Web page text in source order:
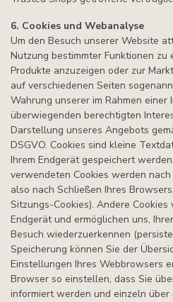
6. Cookies und Webanalyse
Um den Besuch unserer Website
Nutzung bestimmter Funktionen zu
Produkte anzuzeigen oder zur
auf verschiedenen Seiten
Wahrung unserer im Rahmen einer
überwiegenden berechtigten
Darstellung unseres Angebots
DSGVO. Cookies sind kleine
Ihrem Endgerät gespeichert
verwendeten Cookies werden
also nach Schließen Ihres
Sitzungs-Cookies). Andere Cookies
Endgerät und ermöglichen uns,
Besuch wiederzuerkennen
Speicherung können Sie der
Einstellungen Ihres Webbrowsers
Browser so einstellen, dass Sie
informiert werden und einzeln